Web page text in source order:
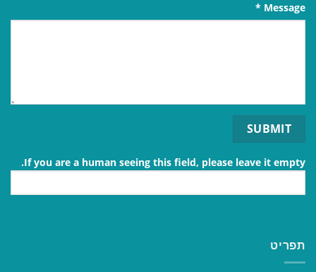
Message
*
If you are a human seeing this field, please leave it empty.
תפריט